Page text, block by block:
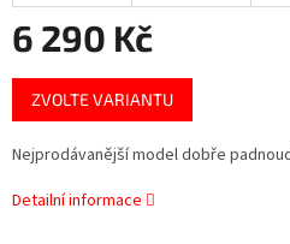
6 290 Kč
Měrná
cena:
ZVOLTE VARIANTU
Nejprodávanější model dobře
Detailní informace